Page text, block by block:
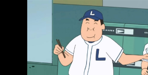
的。」
https://x.com/i/status/
另外也說就是表現很
武應當在爭取優勝的衝刺期
驗、技術和關鍵表現能力，
巧（42歲）、中村剛也（42
（39歲）三位老將， 就應該
週三在Belluna Dome的二軍